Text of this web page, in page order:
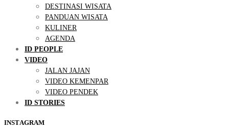
DESTINASI WISATA
PANDUAN WISATA
KULINER
AGENDA
ID PEOPLE
VIDEO
JALAN JAJAN
VIDEO KEMENPAR
VIDEO PENDEK
ID STORIES
INSTAGRAM